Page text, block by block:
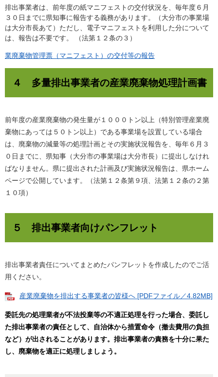
排出事業者は、前年度の紙マニフェストの交付状況を、毎年度６月
３０日までに県知事に報告する義務があります。（大分市の事業場
は大分市長あて）ただし、電子マニフェストを利用した分について
は、報告は不要です。 （法第１２条の３）
業廃棄物管理票（マニフェスト）の交付等の報告
４ 多量排出事業者の産業廃棄物処理計画書
前年度の産業廃棄物の発生量が１０００トン以上（特別管理産業廃
棄物にあっては５０トン以上）である事業場を設置している場合
は、廃棄物の減量等の処理計画とその実施状況報告を、毎年６月３
０日までに、県知事（大分市の事業場は大分市長）に提出しなけれ
ばなりません。県に提出された計画及び実施状況報告は、県ホーム
ページで公開しています。（法第１２条第９項、法第１２条の２第
１０項）
５ 排出事業者向けパンフレット
排出事業者責任についてまとめたパンフレットを作成したのでご活
用ください。
産業廃棄物を排出する事業者の皆様へ [PDFファイル／4.82MB]
委託先の処理業者が不法投棄等の不適正処理を行った場合、委託し
た排出事業者の責任として、自治体から措置命令（撤去費用の負担
など）が出されることがあります。排出事業者の責務を十分に果た
し、廃棄物を適正に処理しましょう。